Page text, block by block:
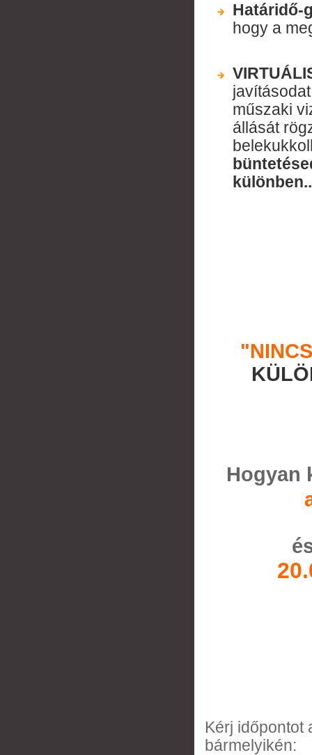
Határidő-
hogy a
műszaki
állását
Hogyan
Kérj időpontot
bármelyikén: